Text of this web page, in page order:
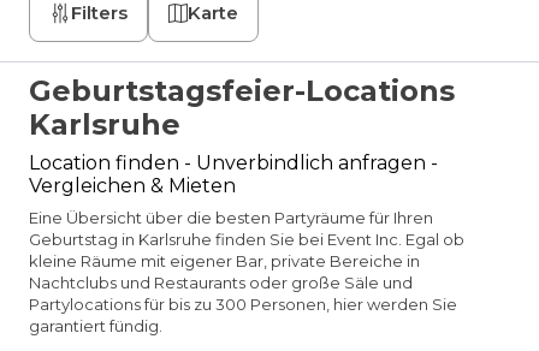
Filters Karte
Geburtstagsfeier-Locations
Karlsruhe
Location finden - Unverbindlich anfragen -
Vergleichen & Mieten
Eine Übersicht über die besten Partyräume für Ihren
Geburtstag in Karlsruhe finden Sie bei Event Inc. Egal ob
kleine Räume mit eigener Bar, private Bereiche in
Nachtclubs und Restaurants oder große Säle und
Partylocations für bis zu 300 Personen, hier werden Sie
garantiert fündig.